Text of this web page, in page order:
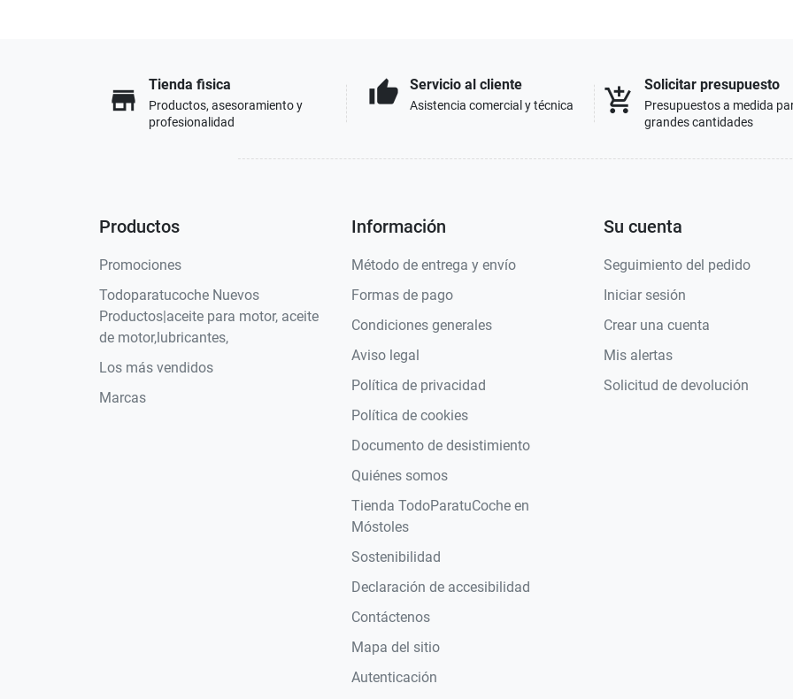
store
Tienda fisica
Productos, asesoramiento y
profesionalidad
thumb_up Servicio al cliente
Asistencia comercial y técnica add_shopping_cart
Solicitar presupuesto
Presupuestos a medida
grandes cantidades
Productos
Promociones
Todoparatucoche Nuevos
Productos|aceite para motor, aceite
de motor,lubricantes,
Los más vendidos
Marcas
Información
Método de entrega y envío
Formas de pago
Condiciones generales
Aviso legal
Política de privacidad
Política de cookies
Documento de desistimiento
Quiénes somos
Tienda TodoParatuCoche en
Móstoles
Sostenibilidad
Declaración de accesibilidad
Contáctenos
Mapa del sitio
Autenticación
Su cuenta
Seguimiento del pedido
Iniciar sesión
Crear una cuenta
Mis alertas
Solicitud de devolución